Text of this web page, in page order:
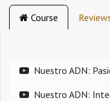
Course
Nuestro ADN:
Nuestro ADN: